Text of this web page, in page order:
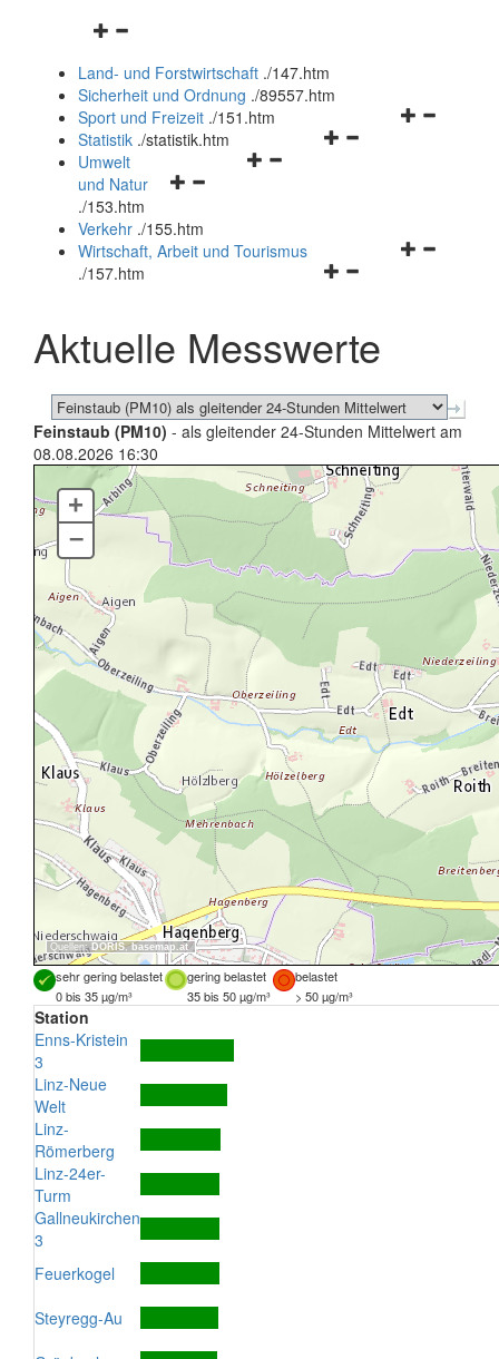
Navigationsmenü
und
schließen
Land- und Forstwirtschaft ./147.htm
Sicherheit und Ordnung ./89557.htm
Navigationsmenü
Sport und Freizeit ./151.htm
Navigationsmenü
Statistik ./statistik.htm
Navigationsmenü
und
schließen
Umwelt
und Natur
./153.htm
Verkehr ./155.htm
Navigationsmenü
schließen
Wirtschaft, Arbeit und Tourismus
./157.htm
Aktuelle Messwerte
Feinstaub (PM10) - als gleitender 24-Stunden Mittelwert am
08.08.2026 16:30
Quellen: DORIS,basemap.at
+
–
sehr gering belastet gering belastet
belastet
0 bis 35 µg/m³
35 bis 50 µg/m³ > 50 µg/m³
Station
Enns-Kristein
3
Linz-Neue
Welt
Linz-
Römerberg
Linz-24er-
Turm
Gallneukirchen
3
Feuerkogel
Steyregg-Au